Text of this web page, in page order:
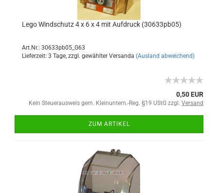
Lego Windschutz 4 x 6 x 4 mit Aufdruck (30633pb05)
Art.Nr.: 30633pb05_G63
Lieferzeit: 3 Tage, zzgl. gewählter Versanda (Ausland abweichend)
0,50 EUR
Kein Steuerausweis gem. Kleinuntern.-Reg. §19 UStG zzgl. Versand
ZUM ARTIKEL